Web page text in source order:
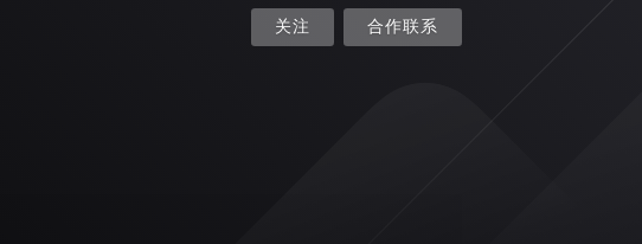
关注 合作联系